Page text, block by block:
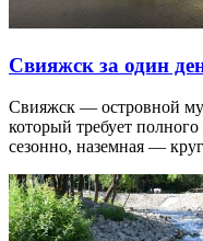
Свияжск за один
Свияжск — островной
который требует
сезонно, наземная —